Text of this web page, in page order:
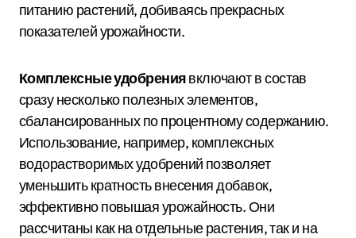
питанию растений, добиваясь прекрасных
показателей урожайности.
Комплексные удобрениявключают в состав
сразу несколько полезных элементов,
сбалансированных по процентному содержанию.
Использование, например, комплексных
водорастворимых удобрений позволяет
уменьшить кратность внесения добавок,
эффективно повышая урожайность. Они
рассчитаны как на отдельные растения, так и на